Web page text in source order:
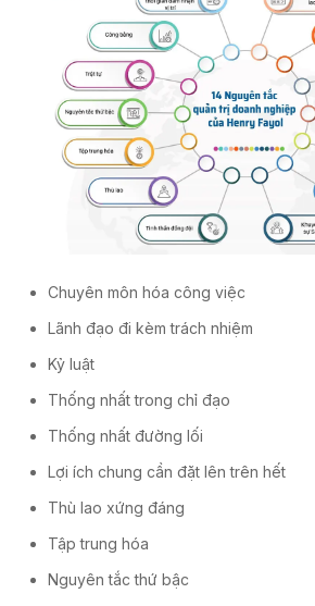
Chuyên môn hóa công việc
Lãnh đạo đi kèm trách nhiệm
Kỷ luật
Thống nhất trong chỉ đạo
Thống nhất đường lối
Lợi ích chung cần đặt lên trên hết
Thù lao xứng đáng
Tập trung hóa
Nguyên tắc thứ bậc